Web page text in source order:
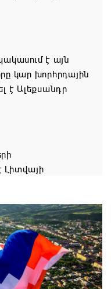
է այն
կար խորհրդային
է Ալեքսանդր
Լիտվայի
գործով